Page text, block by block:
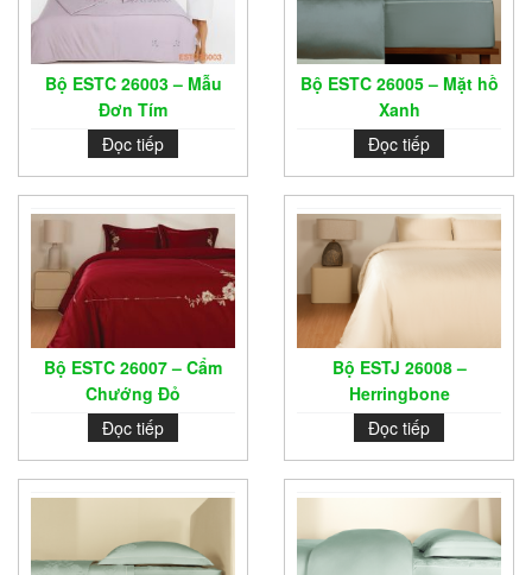
Bộ ESTC 26003 – Mẫu
Đơn Tím
Đọc tiếp
Bộ ESTC 26005 – Mặt hồ
Xanh
Đọc tiếp
Bộ ESTC 26007 – Cẩm
Chướng Đỏ
Đọc tiếp
Bộ ESTJ 26008 –
Herringbone
Đọc tiếp